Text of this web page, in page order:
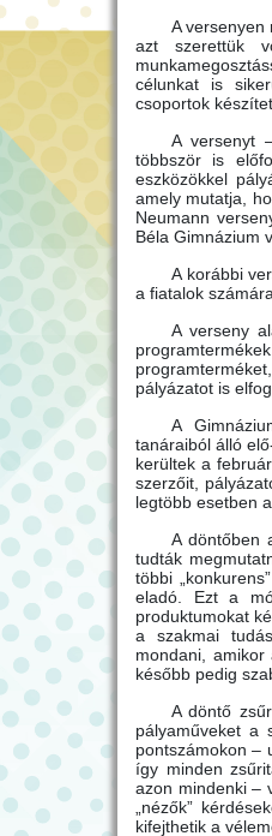
A versenyen
azt szerettük
célunkat is
csoportok
A versenyt
többször is
eszközökkel
amely mutatja,
Neumann
Béla Gimnázium
A korábbi
a fiatalok
A verseny
pályázatot is
A
tanáraiból álló
kerültek a
szerzőit,
legtöbb esetben
A döntőben
tudták
többi
eladó. Ezt a
produktumokat
a szakmai
mondani,
később pedig
A döntő
pályaműveket a
pontszámokon –
így minden
azon mindenki –
„nézők”
kifejthetik a